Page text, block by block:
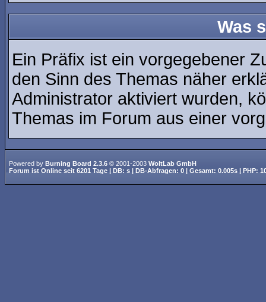
Was
Ein Präfix ist ein vorgegebener
den Sinn des Themas näher
Administrator aktiviert wurden,
Themas im Forum aus einer
Powered by Burning Board 2.3.6 © 2001-2003 WoltLab GmbH
Forum ist Online seit 6201 Tage | DB: s | DB-Abfragen: 0 | Gesamt: 0.005s | PHP: